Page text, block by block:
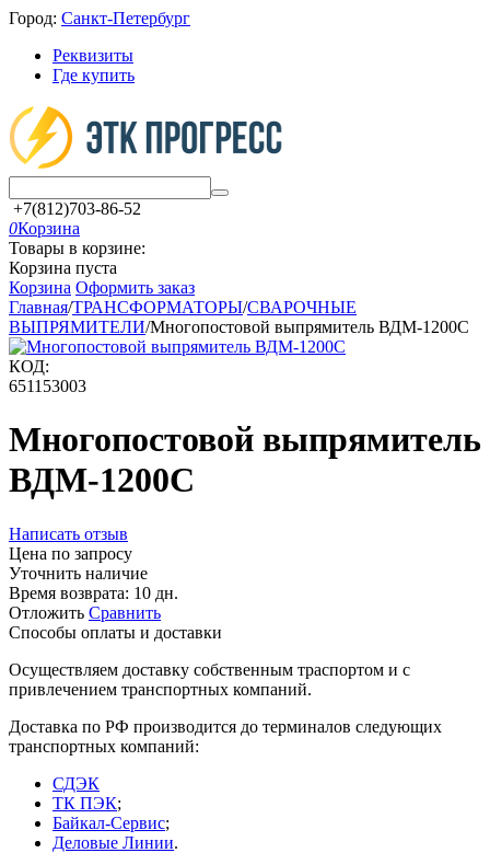
Город: Санкт-Петербург
Реквизиты
Где купить
+7(812)703-86-52
0Корзина
Товары в корзине:
Корзина пуста
Корзина Оформить заказ
Главная/ТРАНСФОРМАТОРЫ/СВАРОЧНЫЕ
ВЫПРЯМИТЕЛИ/Многопостовой выпрямитель ВДМ-1200С
КОД:
651153003
Многопостовой выпрямитель
ВДМ-1200С
Написать отзыв
Цена по запросу
Уточнить наличие
Время возврата: 10 дн.
Отложить Сравнить
Способы оплаты и доставки
Осуществляем доставку собственным траспортом и с
привлечением транспортных компаний.
Доставка по РФ производится до терминалов следующих
транспортных компаний:
СДЭК
ТК ПЭК;
Байкал-Сервис;
Деловые Линии.